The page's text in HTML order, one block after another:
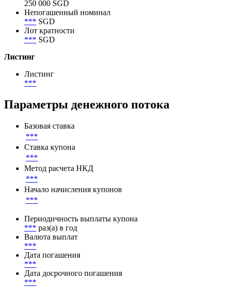
250 000 SGD
Непогашенный номинал
*** SGD
Лот кратности
*** SGD
Листинг
Листинг
***
Параметры денежного потока
Базовая ставка
***
Ставка купона
***
Метод расчета НКД
***
Начало начисления купонов
***
Периодичность выплаты купона
*** раз(а) в год
Валюта выплат
***
Дата погашения
***
Дата досрочного погашения
***